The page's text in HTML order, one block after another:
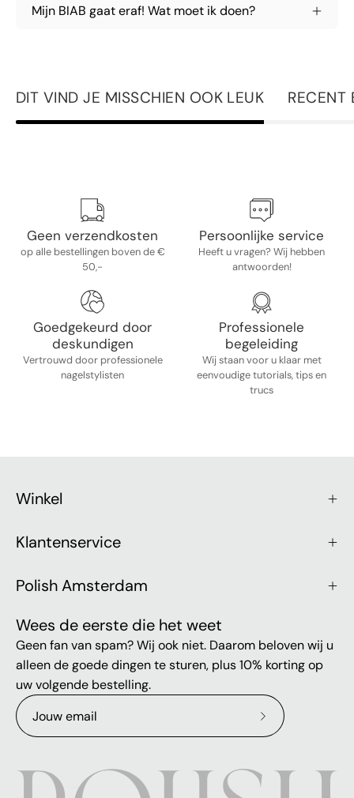
Mijn BIAB gaat eraf! Wat moet ik doen?
DIT VIND JE MISSCHIEN OOK LEUK RECENT
Geen verzendkosten
op alle bestellingen boven de €
50,-
Persoonlijke service
Heeft u vragen? Wij hebben
antwoorden!
Goedgekeurd door
deskundigen
Vertrouwd door professionele
nagelstylisten
Professionele
begeleiding
Wij staan ​​voor u klaar met
eenvoudige tutorials, tips en
trucs
Winkel
Klantenservice
Polish Amsterdam
Wees de eerste die het weet
Geen fan van spam? Wij ook niet. Daarom beloven wij u
alleen de goede dingen te sturen, plus 10% korting op
uw volgende bestelling.
Abonneer